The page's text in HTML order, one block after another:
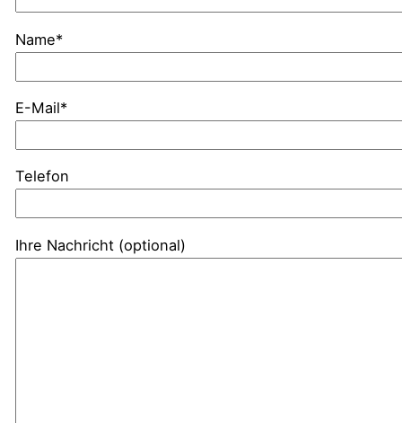
Name*
E-Mail*
Telefon
Ihre Nachricht (optional)